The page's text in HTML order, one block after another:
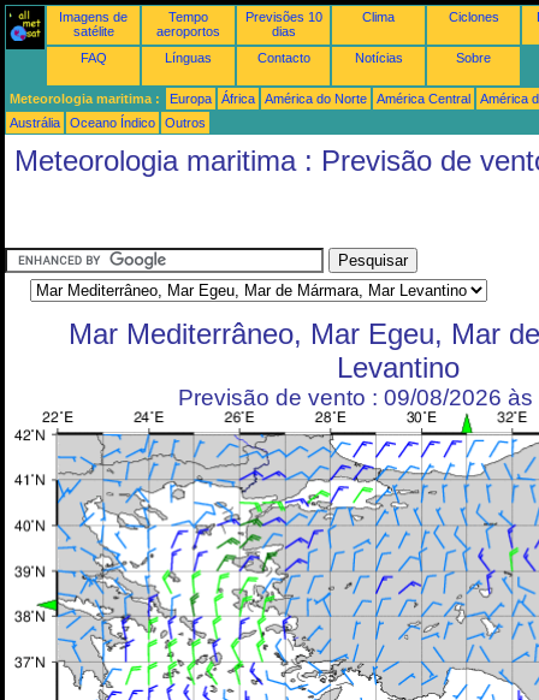
Imagens de
satélite
Tempo
aeroportos
Previsões 10
dias
Clima Ciclones
FAQ Línguas Contacto Notícias Sobre
Meteorologia maritima : Europa África América do Norte América Central
América
Austrália
Oceano Índico Outros
Meteorologia maritima : Previsão de
Mar Mediterrâneo, Mar Egeu, Mar
Levantino
Previsão de vento : 09/08/2026 às